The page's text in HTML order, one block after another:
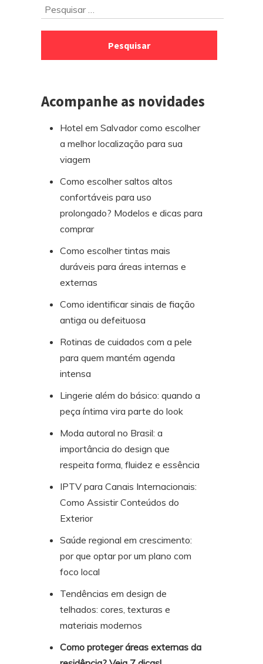
Pesquisar
Acompanhe as novidades
Hotel em Salvador como escolher
a melhor localização para sua
viagem
Como escolher saltos altos
confortáveis para uso
prolongado? Modelos e dicas para
comprar
Como escolher tintas mais
duráveis para áreas internas e
externas
Como identificar sinais de fiação
antiga ou defeituosa
Rotinas de cuidados com a pele
para quem mantém agenda
intensa
Lingerie além do básico: quando a
peça íntima vira parte do look
Moda autoral no Brasil: a
importância do design que
respeita forma, fluidez e essência
IPTV para Canais Internacionais:
Como Assistir Conteúdos do
Exterior
Saúde regional em crescimento:
por que optar por um plano com
foco local
Tendências em design de
telhados: cores, texturas e
materiais modernos
Como proteger áreas externas da